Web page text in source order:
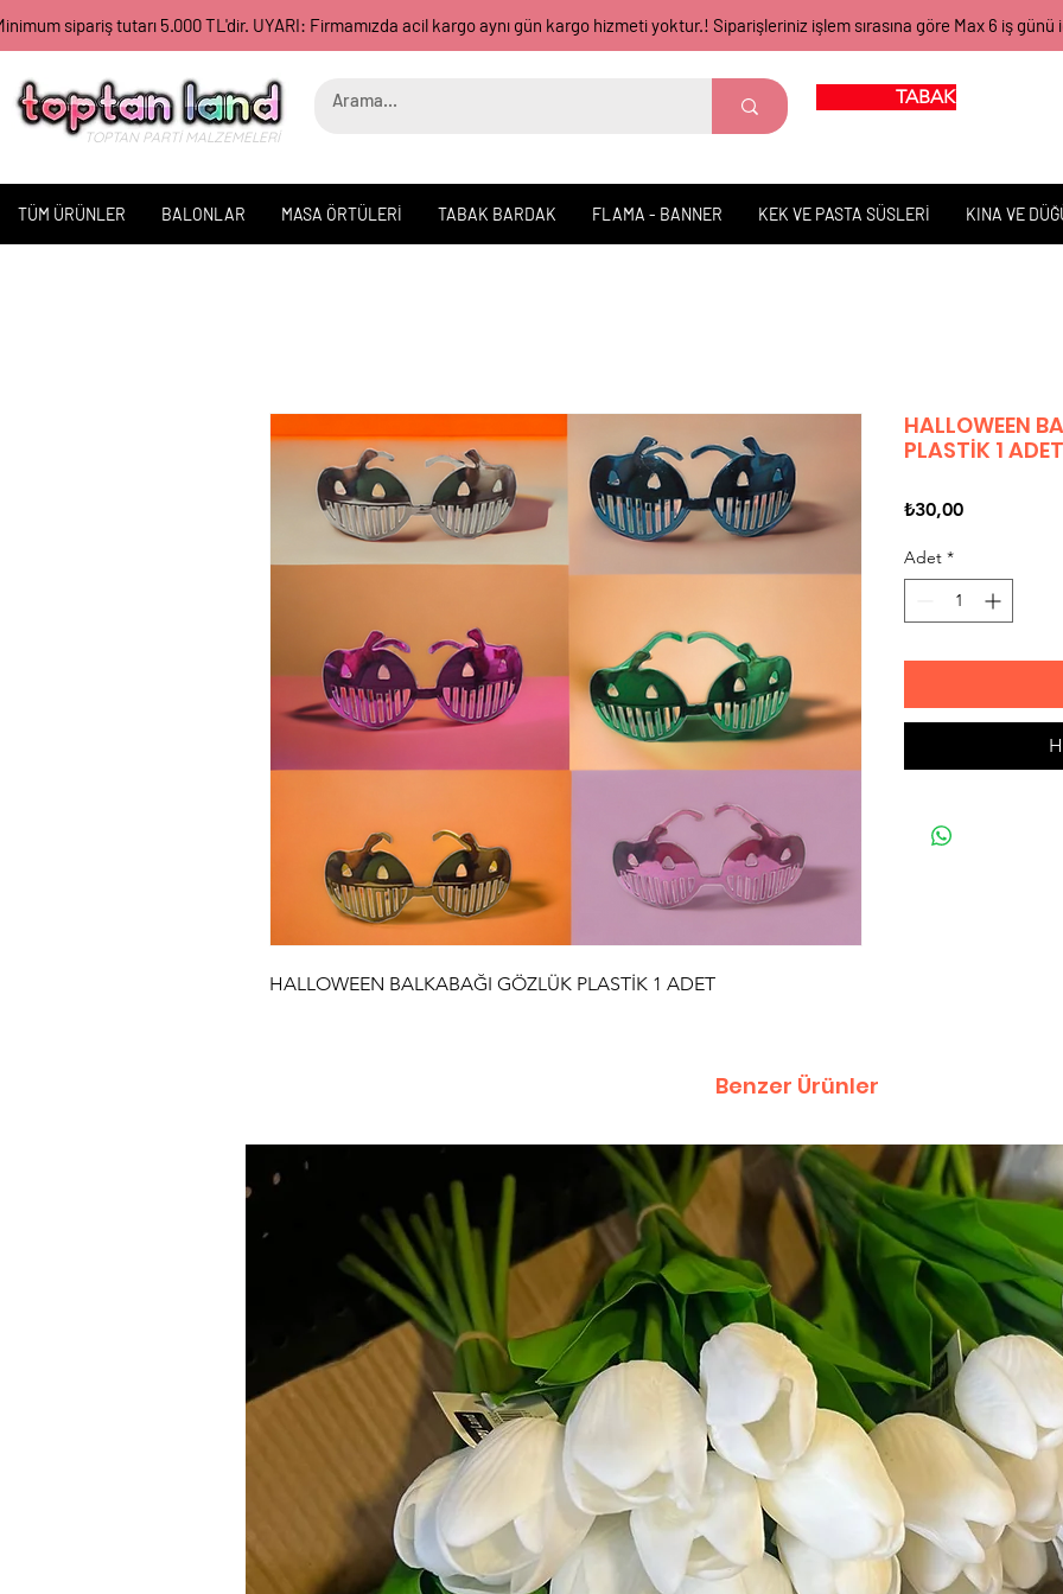
sipariş tutarı 5.000 TL'dir. UYARI: Firmamızda acil kargo aynı gün kargo hizmeti yoktur.! Siparişleriniz işlem sırasına göre Max 6 iş
TOPTAN PARTİ MALZEMELERİ
TABAK BARDAK
TÜM ÜRÜNLER BALONLAR MASA ÖRTÜLERİ TABAK BARDAK FLAMA - BANNER KEK VE PASTA SÜSLERİ KINA VE
HALLOWEEN BALKABAĞI GÖZLÜK PLASTİK 1 ADET
HALLOWEEN
PLASTİK 1 ADET
₺30,00Fiyat
Adet *
Benzer Ürünler